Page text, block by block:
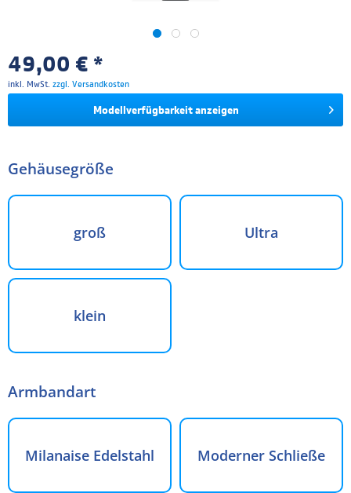
49,00 € *
inkl. MwSt. zzgl. Versandkosten
Modellverfügbarkeit anzeigen
Gehäusegröße
groß Ultra
klein
Armbandart
Milanaise Edelstahl Moderner Schließe